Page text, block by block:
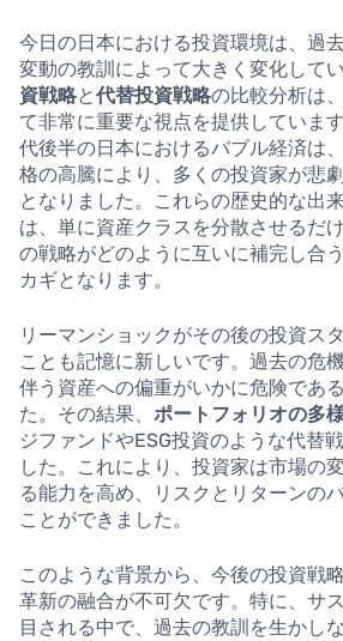
今日の日本における投資環境は、過
変動の教訓によって大きく変化して
資戦略と代替投資戦略の比較分析は
て非常に重要な視点を提供していま
代後半の日本におけるバブル経済は
格の高騰により、多くの投資家が悲
となりました。これらの歴史的な出
は、単に資産クラスを分散させるだ
の戦略がどのように互いに補完し合
カギとなります。
リーマンショックがその後の投資ス
ことも記憶に新しいです。過去の危
伴う資産への偏重がいかに危険であ
た。その結果、 ポートフォリオの多
ジファンドやESG投資のような代替
した。これにより、投資家は市場の
る能力を高め、リスクとリターンの
ことができました。
このような背景から、今後の投資戦
革新の融合が不可欠です。特に、サ
目される中で、過去の教訓を生かし